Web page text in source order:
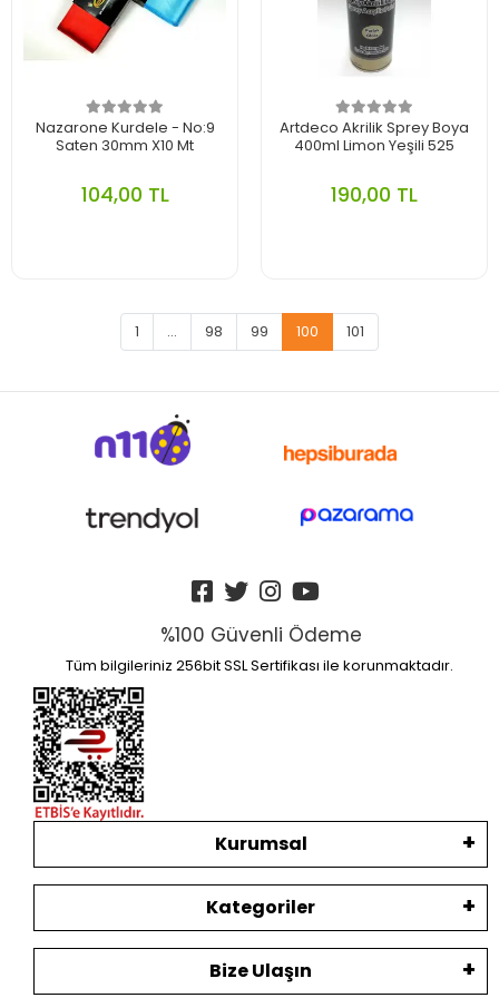
Nazarone Kurdele - No:9
Saten 30mm X10 Mt
104,00 TL
Artdeco Akrilik Sprey Boya
400ml Limon Yeşili 525
190,00 TL
1 ... 98 99 100 101
%100 Güvenli Ödeme
Tüm bilgileriniz 256bit SSL Sertifikası ile korunmaktadır.
Kurumsal
Kategoriler
Bize Ulaşın